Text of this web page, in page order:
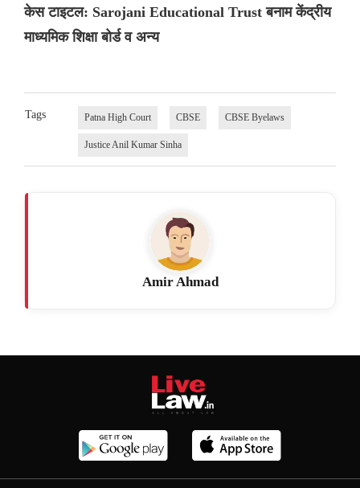
केस टाइटल: Sarojani Educational Trust बनाम केंद्रीय
माध्यमिक शिक्षा बोर्ड व अन्य
Tags Patna High Court CBSE CBSE Byelaws
Justice Anil Kumar Sinha
Amir Ahmad